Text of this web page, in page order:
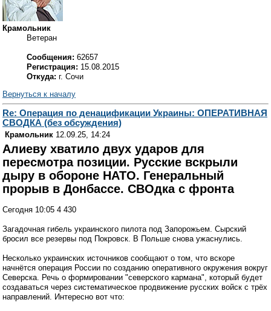
Крамольник
Ветеран
Сообщения: 62657
Регистрация: 15.08.2015
Откуда: г. Сочи
Вернуться к началу
Re: Операция по денацификации Украины: ОПЕРАТИВНАЯ
СВОДКА (без обсуждения)
Крамольник 12.09.25, 14:24
Алиеву хватило двух ударов для
пересмотра позиции. Русские вскрыли
дыру в обороне НАТО. Генеральный
прорыв в Донбассе. СВОдка с фронта
Сегодня 10:05 4 430
Загадочная гибель украинского пилота под Запорожьем. Сырский
бросил все резервы под Покровск. В Польше снова ужаснулись.
Несколько украинских источников сообщают о том, что вскоре
начнётся операция России по созданию оперативного окружения вокруг
Северска. Речь о формировании "северского кармана", который будет
создаваться через систематическое продвижение русских войск с трёх
направлений. Интересно вот что: